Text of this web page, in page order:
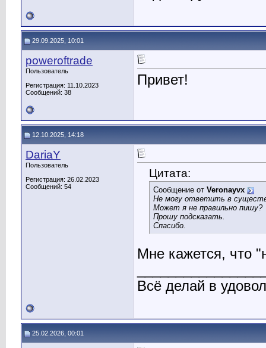
29.09.2025, 10:01
poweroftrade
Пользователь
Регистрация: 11.10.2023
Сообщений: 38
Привет!
12.10.2025, 14:18
DariaY
Пользователь
Регистрация: 26.02.2023
Сообщений: 54
Цитата:
Сообщение от Veronayvx
Не могу ответить в
Может я не правильно пишу?
Прошу подсказать.
Спасибо.
Мне кажется, что
Всё делай в
25.02.2026, 00:01